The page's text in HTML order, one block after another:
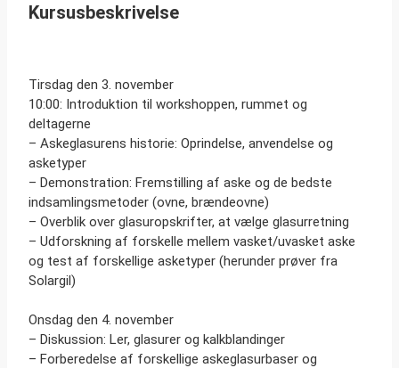
Kursusbeskrivelse
Tirsdag den 3. november
10:00: Introduktion til workshoppen, rummet og
deltagerne
– Askeglasurens historie: Oprindelse, anvendelse og
asketyper
– Demonstration: Fremstilling af aske og de bedste
indsamlingsmetoder (ovne, brændeovne)
– Overblik over glasuropskrifter, at vælge glasurretning
– Udforskning af forskelle mellem vasket/uvasket aske
og test af forskellige asketyper (herunder prøver fra
Solargil)
Onsdag den 4. november
– Diskussion: Ler, glasurer og kalkblandinger
– Forberedelse af forskellige askeglasurbaser og